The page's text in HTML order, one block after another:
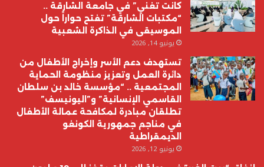
كانت تغني” في جامعة الشارقة ..
“مكتبات الشارقة” تفتح حواراً حول
الموسيقى في الذاكرة الشعبية
يونيو 14, 2026
تستهدف دعم الأسر وإخراج الأطفال من
دائرة العمل وتعزيز منظومة الحماية
المجتمعية .. “مؤسسة خالد بن سلطان
القاسمي الإنسانية” و”اليونيسف”
تطلقان مبادرة لمكافحة عمالة الأطفال
في مناجم جمهورية الكونغو
الديمقراطية
يونيو 12, 2026